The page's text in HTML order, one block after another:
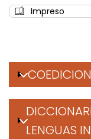
Impreso
LENGUAS